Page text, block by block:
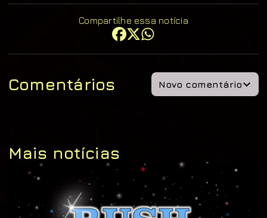
Compartilhe essa notícia
Comentários Novo comentário
Mais notícias